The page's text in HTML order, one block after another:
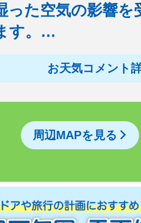
った空気の影響を
す。…
お天気コメント
周辺MAPを見る